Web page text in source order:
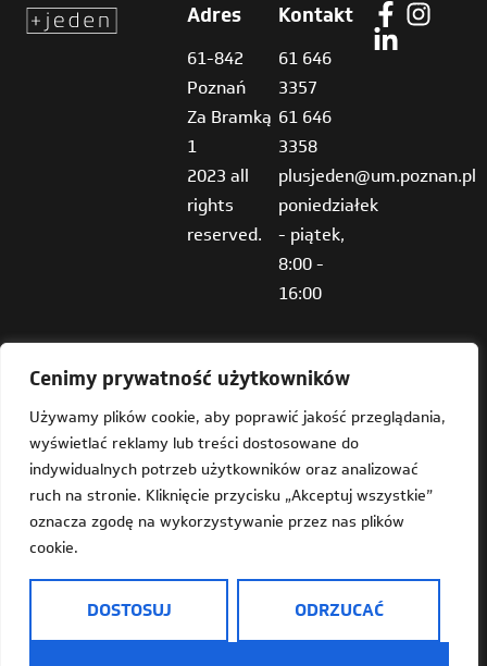
Cenimy prywatność użytkowników
Używamy plików cookie, aby poprawić jakość przeglądania,
wyświetlać reklamy lub treści dostosowane do
indywidualnych potrzeb użytkowników oraz analizować
ruch na stronie. Kliknięcie przycisku „Akceptuj wszystkie”
oznacza zgodę na wykorzystywanie przez nas plików
cookie.
DOSTOSUJ ODRZUCAĆ
Adres
61-842
Poznań
Za Bramką
1
2023 all
rights
reserved.
Kontakt
61 646
3357
61 646
3358
plusjeden@um.poznan.pl
poniedziałek
- piątek,
8:00 -
16:00
Deklaracja dostępności
Mapa strony
Dostępność
Informacja o Plus Jeden w języku prostym do czytania